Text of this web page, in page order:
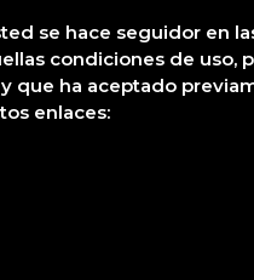
se hace seguidor en
condiciones de uso,
que ha aceptado
enlaces: